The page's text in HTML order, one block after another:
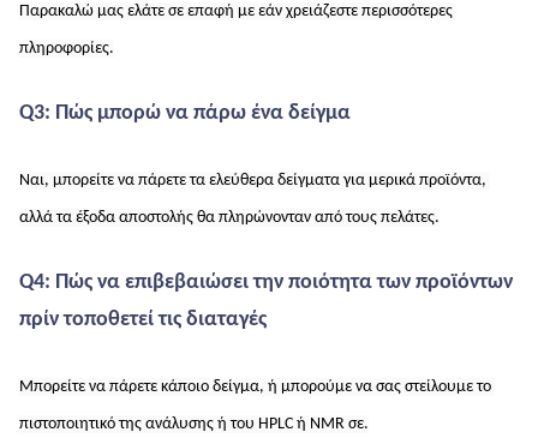
Παρακαλώ μας ελάτε σε επαφή με εάν χρειάζεστε περισσότερες
πληροφορίες.
Q3: Πώς μπορώ να πάρω ένα δείγμα
Ναι, μπορείτε να πάρετε τα ελεύθερα δείγματα για μερικά προϊόντα,
αλλά τα έξοδα αποστολής θα πληρώνονταν από τους πελάτες.
Q4: Πώς να επιβεβαιώσει την ποιότητα των προϊόντων
πρίν τοποθετεί τις διαταγές
Μπορείτε να πάρετε κάποιο δείγμα, ή μπορούμε να σας στείλουμε το
πιστοποιητικό της ανάλυσης ή του HPLC ή NMR σε.